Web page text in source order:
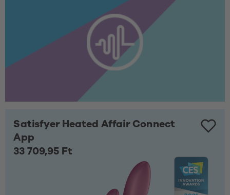
Satisfyer Heated Affair Connect
App
33 709,95 Ft